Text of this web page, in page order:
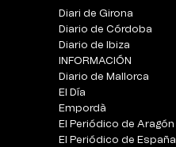
Diari de Girona
Diario de Córdoba
Diario de Ibiza
INFORMACIÓN
Diario de Mallorca
El Día
Empordà
El Periódico de Aragón
El Periódico de España